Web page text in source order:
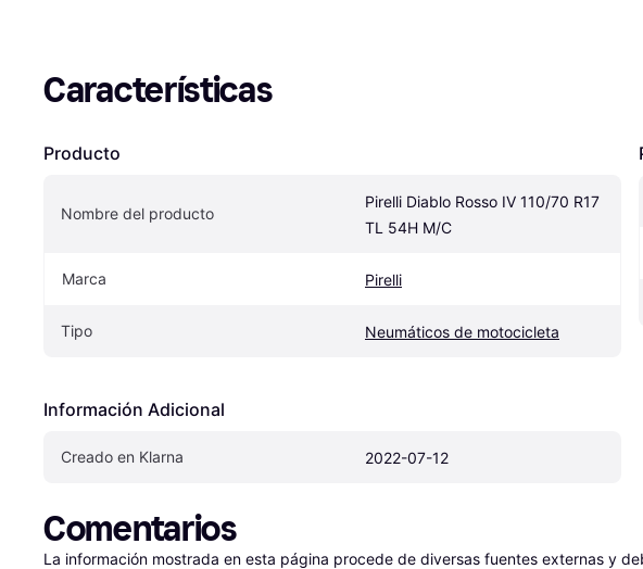
Características
Producto
Nombre del producto
Pirelli Diablo Rosso IV 110/70 R17
TL 54H M/C
Marca Pirelli
Tipo Neumáticos de motocicleta
Información Adicional
Creado en Klarna 2022-07-12
Comentarios
La información mostrada en esta página procede de diversas fuentes externas y